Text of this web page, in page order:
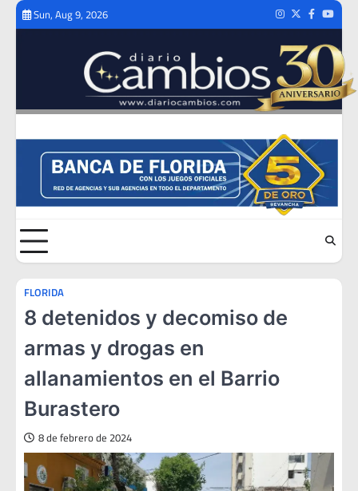
Skip
Sun, Aug 9, 2026 Instagram
TwitterFacebook
FLORIDA
8 detenidos y decomiso de
armas y drogas en
allanamientos en el Barrio
Burastero
8 de febrero de 2024